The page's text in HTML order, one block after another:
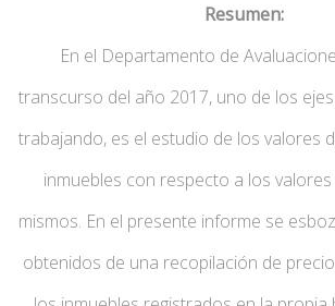
Resumen:
En el Departamento de
transcurso del año 2017, uno de los
trabajando, es el estudio de los valores
inmuebles con respecto a los
mismos. En el presente informe se
obtenidos de una recopilación de